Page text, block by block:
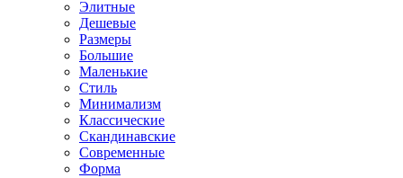
Элитные
Дешевые
Размеры
Большие
Маленькие
Стиль
Минимализм
Классические
Скандинавские
Современные
Форма